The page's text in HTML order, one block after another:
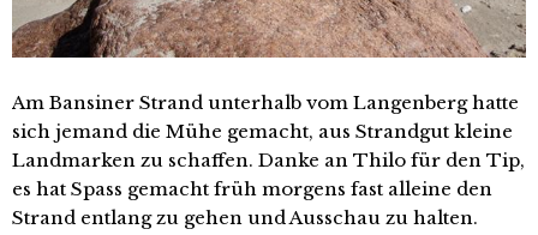
Am Bansiner Strand unterhalb vom Langenberg hatte
sich jemand die Mühe gemacht, aus Strandgut kleine
Landmarken zu schaffen. Danke an Thilo für den Tip,
es hat Spass gemacht früh morgens fast alleine den
Strand entlang zu gehen und Ausschau zu halten.